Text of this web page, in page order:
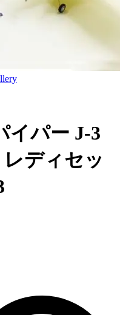
イパー J-3
ディセッ